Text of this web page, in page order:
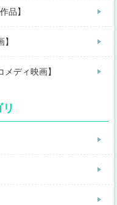
品】
ディ映画】